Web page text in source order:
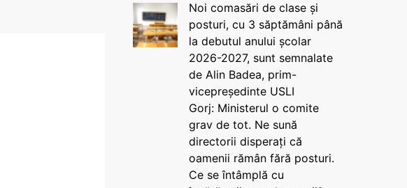
Noi comasări de clase și
posturi, cu 3 săptămâni până
la debutul anului școlar
2026-2027, sunt semnalate
de Alin Badea, prim-
vicepreședinte USLI
Gorj: Ministerul o comite
grav de tot. Ne sună
directorii disperați că
oamenii rămân fără posturi.
Ce se întâmplă cu